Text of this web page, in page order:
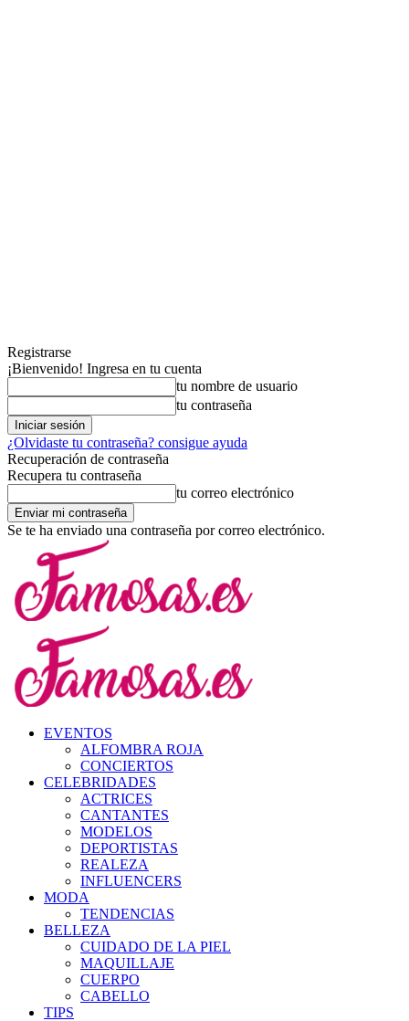
Registrarse
¡Bienvenido! Ingresa en tu cuenta
tu nombre de usuario
tu contraseña
¿Olvidaste tu contraseña? consigue ayuda
Recuperación de contraseña
Recupera tu contraseña
tu correo electrónico
Se te ha enviado una contraseña por correo electrónico.
EVENTOS
ALFOMBRA ROJA
CONCIERTOS
CELEBRIDADES
ACTRICES
CANTANTES
MODELOS
DEPORTISTAS
REALEZA
INFLUENCERS
MODA
TENDENCIAS
BELLEZA
CUIDADO DE LA PIEL
MAQUILLAJE
CUERPO
CABELLO
TIPS